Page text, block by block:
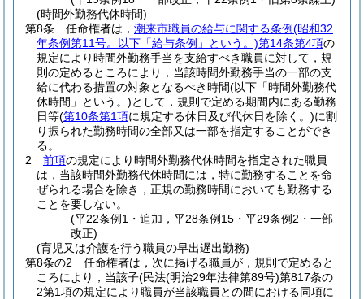
(時間外勤務代休時間)
第8条
任命権者は， 潮来市職員の給与に関する条例(昭和32
年条例第11号。以下「給与条例」という。)第14条第4項の
規定により時間外勤務手当を支給すべき職員に対して，規
則の定めるところにより，当該時間外勤務手当の一部の支
給に代わる措置の対象となるべき時間(以下「時間外勤務代
休時間」という。)として，規則で定める期間内にある勤務
日等(第10条第1項に規定する休日及び代休日を除く。)に割
り振られた勤務時間の全部又は一部を指定することができ
る。
2
前項の規定により時間外勤務代休時間を指定された職員
は，当該時間外勤務代休時間には，特に勤務することを命
ぜられる場合を除き，正規の勤務時間においても勤務する
ことを要しない。
(平22条例1・追加，平28条例15・平29条例2・一部
改正)
(育児又は介護を行う職員の早出遅出勤務)
第8条の2
任命権者は，次に掲げる職員が，規則で定めると
ころにより，当該子(民法(明治29年法律第89号)第817条の
2第1項の規定により職員が当該職員との間における同項に